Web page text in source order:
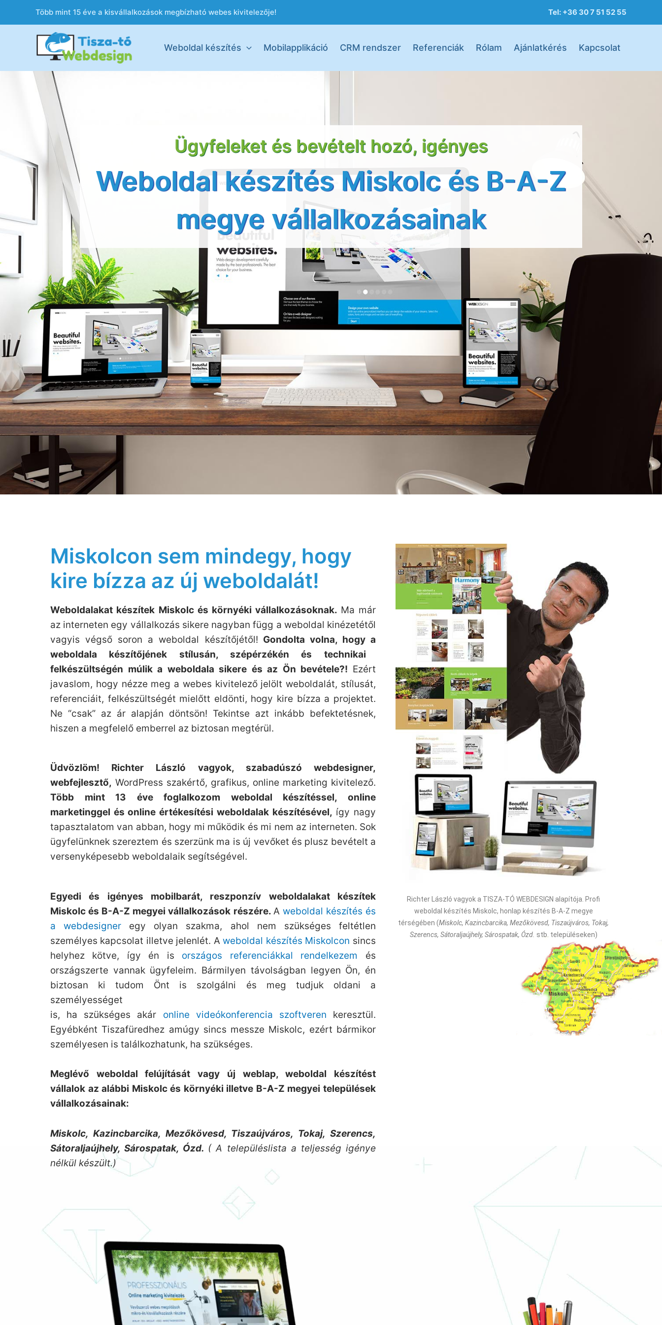
Több mint 15 éve a kisvállalkozások megbízható webes kivitelezője! Tel: +36 30 7 51 52 55
Weboldal készítés Mobilapplikáció CRM rendszer Referenciák Rólam Ajánlatkérés Kapcsolat
Ügyfeleket és bevételt hozó, igényes
Weboldal készítés Miskolc és B-A-Z
megye vállalkozásainak
Miskolcon sem mindegy, hogy
kire bízza az új weboldalát!
Weboldalakat készítek Miskolc és környéki vállalkozásoknak. Ma már
az interneten egy vállalkozás sikere nagyban függ a weboldal kinézetétől
vagyis végső soron a weboldal készítőjétől! Gondolta volna, hogy a
weboldala készítőjének stílusán, szépérzékén és technikai
felkészültségén múlik a weboldala sikere és az Ön bevétele?! Ezért
javaslom, hogy nézze meg a webes kivitelező jelölt weboldalát, stílusát,
referenciáit, felkészültségét mielőtt eldönti, hogy kire bízza a projektet.
Ne “csak” az ár alapján döntsön! Tekintse azt inkább befektetésnek,
hiszen a megfelelő emberrel az biztosan megtérül.
Üdvözlöm! Richter László vagyok, szabadúszó webdesigner,
webfejlesztő, WordPress szakértő, grafikus, online marketing kivitelező.
Több mint 13 éve foglalkozom weboldal készítéssel, online
marketinggel és online értékesítési weboldalak készítésével, így nagy
tapasztalatom van abban, hogy mi működik és mi nem az interneten. Sok
ügyfelünknek szereztem és szerzünk ma is új vevőket és plusz bevételt a
versenyképesebb weboldalaik segítségével.
Egyedi és igényes mobilbarát, reszponzív weboldalakat készítek
Miskolc és B-A-Z megyei vállalkozások részére. A weboldal készítés és
a webdesigner egy olyan szakma, ahol nem szükséges feltétlen
személyes kapcsolat illetve jelenlét. Aweboldal készítés Miskolcon sincs
helyhez kötve, így én is országos referenciákkal rendelkezem
és
országszerte vannak ügyfeleim. Bármilyen távolságban legyen Ön, én
biztosan ki tudom Önt is szolgálni és meg tudjuk oldani a
személyességet
is, ha szükséges akár online videókonferencia szoftveren keresztül.
Egyébként Tiszafüredhez amúgy sincs messze Miskolc, ezért bármikor
személyesen is találkozhatunk, ha szükséges.
Meglévő weboldal felújítását vagy új weblap, weboldal készítést
vállalok az alábbi Miskolc és környéki illetve B-A-Z megyei települések
vállalkozásainak:
Miskolc, Kazincbarcika, Mezőkövesd, Tiszaújváros, Tokaj, Szerencs,
Sátoraljaújhely, Sárospatak, Ózd. ( A településlista a teljesség igénye
nélkül készült.)
Richter László vagyok a TISZA-TÓ WEBDESIGN alapítója. Profi
weboldal készítés Miskolc, honlap készítés B-A-Z megye
térségében (Miskolc, Kazincbarcika, Mezőkövesd, Tiszaújváros, Tokaj,
Szerencs, Sátoraljaújhely, Sárospatak, Ózd. stb. településeken)